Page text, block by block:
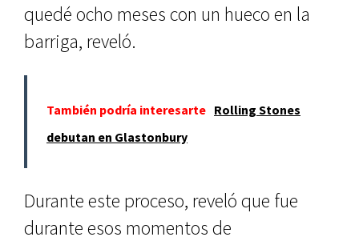
quedé ocho meses con un hueco en la
barriga, reveló.
También podría interesarte Rolling Stones
debutan en Glastonbury
Durante este proceso, reveló que fue
durante esos momentos de